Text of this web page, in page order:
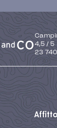
4,5 / 5
23 740